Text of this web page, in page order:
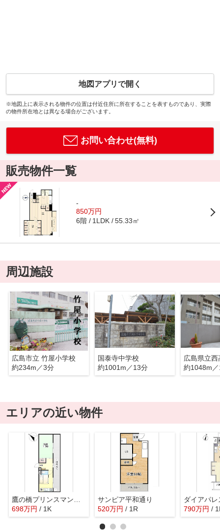
地図アプリで開く
※地図上に表示される物件の位置は付近住所に所在することを表すものであり、実際
の物件所在地とは異なる場合がございます。
お問い合わせ(無料)
販売物件一覧
-
850万円
6階 1LDK 55.33㎡
周辺施設
広島市立 竹屋小学校
約234m／3分
国泰寺中学校
約1001m／13分
広島県立西
約1048m
エリアの近い物件
698万円 / 1K
サンピア平和通り
520万円 / 1R
ダイアパレ
790万円 /